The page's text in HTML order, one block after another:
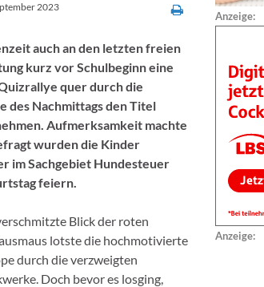
2023
auch an den letzten freien
kurz vor Schulbeginn eine
quer durch die
des Nachmittags den Titel
Aufmerksamkeit machte
wurden die Kinder
im Sachgebiet Hundesteuer
feiern.
Blick der roten
lotste die hochmotivierte
durch die verzweigten
Doch bevor es losging,
Anzeige:
Anzeige: